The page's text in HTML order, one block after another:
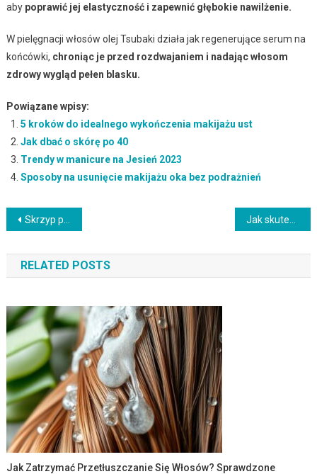
aby poprawić jej elastyczność i zapewnić głębokie nawilżenie.
W pielęgnacji włosów olej Tsubaki działa jak regenerujące serum na
końcówki, chroniąc je przed rozdwajaniem i nadając włosom
zdrowy wygląd pełen blasku.
Powiązane wpisy:
5 kroków do idealnego wykończenia makijażu ust
Jak dbać o skórę po 40
Trendy w manicure na Jesień 2023
Sposoby na usunięcie makijażu oka bez podrażnień
Nawigacja
wpisu
Skrzyp polny na włosy – właściwości, korzyści i zastosowanie
RELATED POSTS
Jak Zatrzymać Przetłuszczanie Się Włosów? Sprawdzone